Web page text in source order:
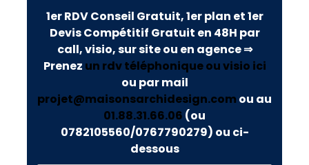
1er RDV Conseil Gratuit, 1er plan et 1er
Devis Compétitif Gratuit en 48H par
call, visio, sur site ou en agence ⇒
Prenez un rdv téléphonique ou visio ici
ou par mail
projet@maisonsarchidesign.com ou au
01.88.31.66.06 (ou
0782105560/0767790279) ou ci-
dessous